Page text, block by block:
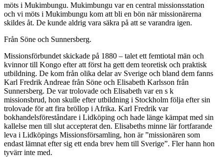
möts i Mukimbungu. Mukimbungu var en central missionsstation
och vi möts i Mukimbungu kom att bli en bön när missionärerna
skildes åt. De kunde aldrig vara säkra på att se varandra igen.
Från Söne och Sunnersberg.
Missionsförbundet skickade på 1880 – talet ett femtiotal män och
kvinnor till Kongo efter att först ha gett dem teoretisk och praktisk
utbildning. De kom från olika delar av Sverige och bland dem fanns
Karl Fredrik Andreae från Söne och Elisabeth Karlsson från
Sunnersberg. De var trolovade och Elisabeth var en s k
missionsbrud, hon skulle efter utbildning i Stockholm följa efter sin
trolovade för att fira bröllop i Afrika. Karl Fredrik var
bokhandelsföreståndare i Lidköping och hade länge kämpat med sin
kallelse men till slut accepterat den. Elisabeths minne lär fortfarande
leva i Lidköpings Missionsförsamling, hon är ”missionären som
endast lämnat efter sig ett enda brev hem till Sverige”. Fler hann hon
tyvärr inte med.